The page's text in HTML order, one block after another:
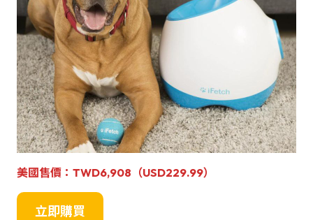
美國售價 ：TWD6,908（USD229.99）
立即購買